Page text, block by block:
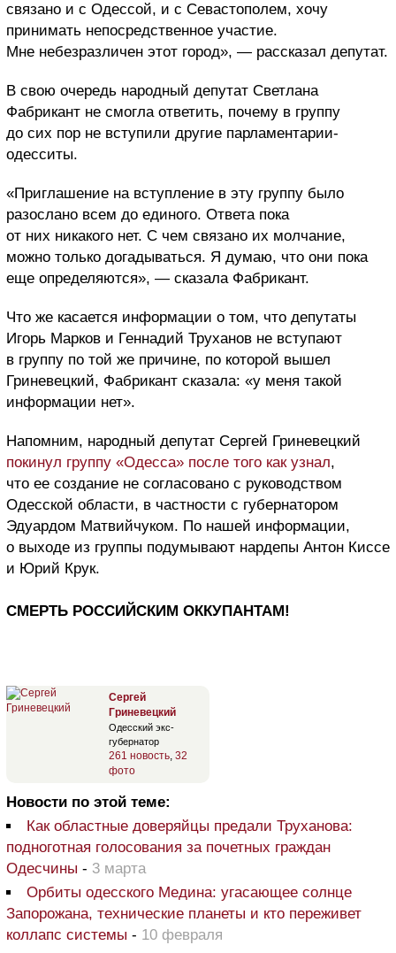
связано и с Одессой, и с Севастополем, хочу
принимать непосредственное участие.
Мне небезразличен этот город», — рассказал депутат.
В свою очередь народный депутат Светлана
Фабрикант не смогла ответить, почему в группу
до сих пор не вступили другие парламентарии-
одесситы.
«Приглашение на вступление в эту группу было
разослано всем до единого. Ответа пока
от них никакого нет. С чем связано их молчание,
можно только догадываться. Я думаю, что они пока
еще определяются», — сказала Фабрикант.
Что же касается информации о том, что депутаты
Игорь Марков и Геннадий Труханов не вступают
в группу по той же причине, по которой вышел
Гриневецкий, Фабрикант сказала: «у меня такой
информации нет».
Напомним, народный депутат Сергей Гриневецкий
покинул группу «Одесса» после того как узнал,
что ее создание не согласовано с руководством
Одесской области, в частности с губернатором
Эдуардом Матвийчуком. По нашей информации,
о выходе из группы подумывают нардепы Антон Киссе
и Юрий Крук.
СМЕРТЬ РОССИЙСКИМ ОККУПАНТАМ!
Сергей
Гриневецкий
Одесский экс-
губернатор
261 новость, 32
фото
Новости по этой теме:
Как областные доверяйцы предали Труханова:
подноготная голосования за почетных граждан
Одесчины - 3 марта
Орбиты одесского Медина: угасающее солнце
Запорожана, технические планеты и кто переживет
коллапс системы - 10 февраля